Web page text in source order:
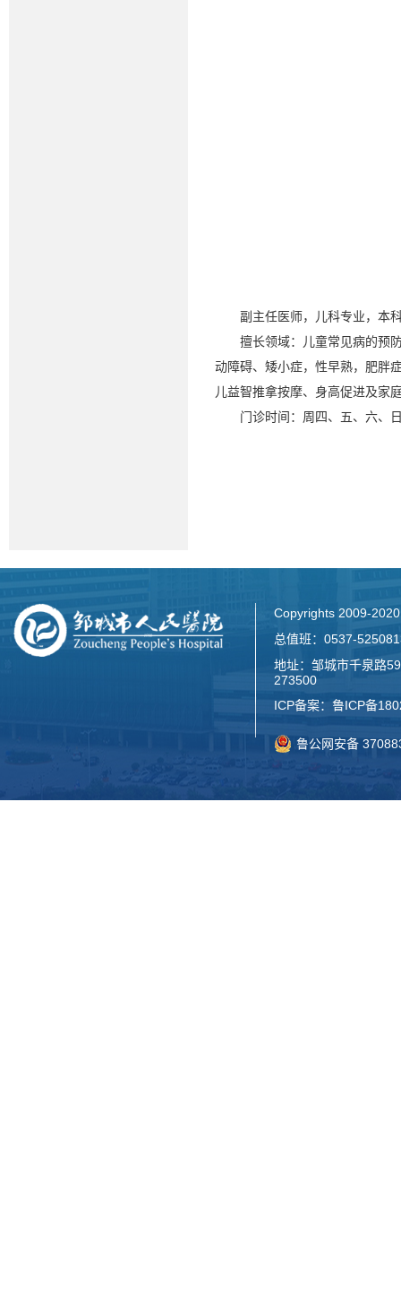
副主任医师，儿科专业，本
擅长领域：儿童常见病的预
动障碍、矮小症，性早熟，肥胖
儿益智推拿按摩、身高促进及家
门诊时间：周四、五、六、
Copyrights 2009-
总值班：0537-
地址：邹城市千泉路
273500
ICP备案： 鲁ICP备
鲁公网安备